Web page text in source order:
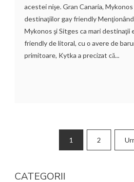
acestei nişe. Gran Canaria,
destinaţiilor gay friendly
Mykonos şi Sitges ca mari destinaţii
friendly de litoral, cu o avere de
primitoare, Kytka a precizat că...
1 2
CATEGORII